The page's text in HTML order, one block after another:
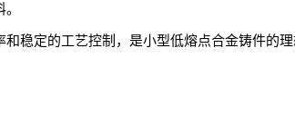
稳定的工艺控制，是小型低熔点合金铸件的理